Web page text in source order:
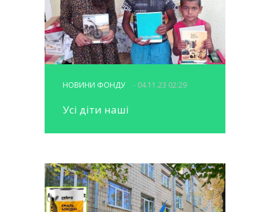
НОВИНИ ФОНДУ - 04.11.23 02:29
Усі діти наші